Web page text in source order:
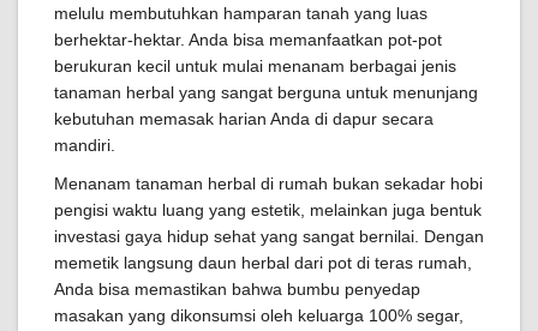
melulu membutuhkan hamparan tanah yang luas
berhektar-hektar. Anda bisa memanfaatkan pot-pot
berukuran kecil untuk mulai menanam berbagai jenis
tanaman herbal yang sangat berguna untuk menunjang
kebutuhan memasak harian Anda di dapur secara
mandiri.
Menanam tanaman herbal di rumah bukan sekadar hobi
pengisi waktu luang yang estetik, melainkan juga bentuk
investasi gaya hidup sehat yang sangat bernilai. Dengan
memetik langsung daun herbal dari pot di teras rumah,
Anda bisa memastikan bahwa bumbu penyedap
masakan yang dikonsumsi oleh keluarga 100% segar,